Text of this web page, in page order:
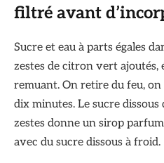
filtré avant
Sucre et eau à parts égales
zestes de citron vert
remuant. On retire du feu,
dix minutes. Le sucre dissous
zestes donne un sirop
avec du sucre dissous à froid.